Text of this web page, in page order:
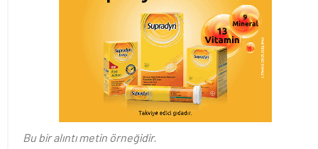
Bu bir alıntı metin örneğidir.